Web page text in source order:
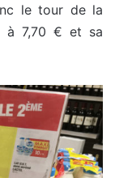
le tour de la
à 7,70 € et sa